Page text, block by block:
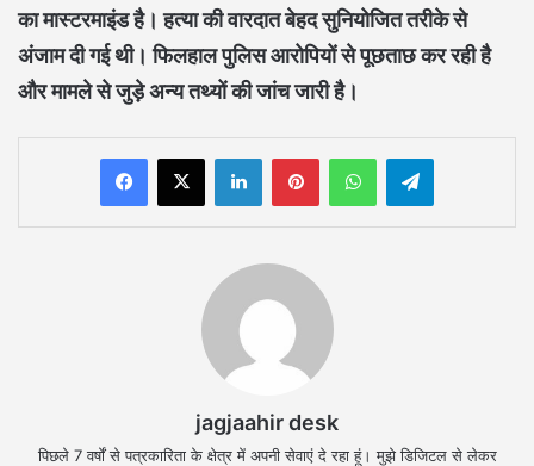
का मास्टरमाइंड है। हत्या की वारदात बेहद सुनियोजित तरीके से
अंजाम दी गई थी। फिलहाल पुलिस आरोपियों से पूछताछ कर रही है
और मामले से जुड़े अन्य तथ्यों की जांच जारी है।
LinkedInPinterestWhatsAppTelegram
jagjaahir desk
पिछले 7 वर्षों से पत्रकारिता के क्षेत्र में अपनी सेवाएं दे रहा हूं। मुझे डिजिटल से लेकर